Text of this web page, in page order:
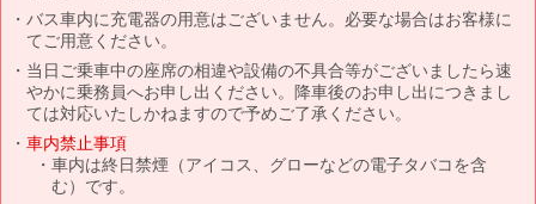
バス車内に充電器の用意はございません。必要な場合はお客様に
てご用意ください。
当日ご乗車中の座席の相違や設備の不具合等がございましたら速
やかに乗務員へお申し出ください。降車後のお申し出につきまし
ては対応いたしかねますので予めご了承ください。
車内禁止事項
車内は終日禁煙（アイコス、グローなどの電子タバコを含
む）です。